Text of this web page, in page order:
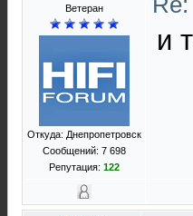
Ветеран
Откуда: Днепропетровск
Сообщений: 7 698
Репутация: 122
и